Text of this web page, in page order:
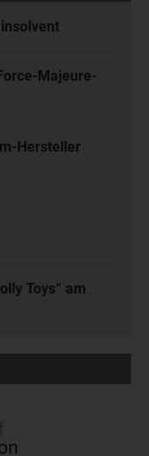
Majeure-
Hersteller
Toys“ am